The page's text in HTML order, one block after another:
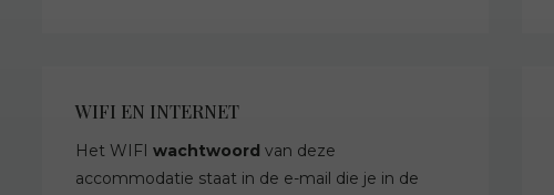
WIFI EN INTERNET
Het WIFI wachtwoord van deze
accommodatie staat in de e-mail die je in de